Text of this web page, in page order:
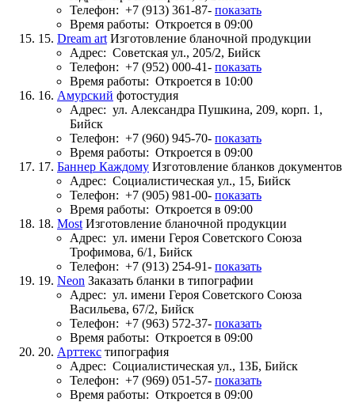
Телефон: +7 (913) 361-87- показать
Время работы: Откроется в 09:00
15. Dream art Изготовление бланочной продукции
Адрес: Советская ул., 205/2, Бийск
Телефон: +7 (952) 000-41- показать
Время работы: Откроется в 10:00
16. Амурский фотостудия
Адрес: ул. Александра Пушкина, 209, корп. 1,
Бийск
Телефон: +7 (960) 945-70- показать
Время работы: Откроется в 09:00
17. Баннер Каждому Изготовление бланков документов
Адрес: Социалистическая ул., 15, Бийск
Телефон: +7 (905) 981-00- показать
Время работы: Откроется в 09:00
18. Most Изготовление бланочной продукции
Адрес: ул. имени Героя Советского Союза
Трофимова, 6/1, Бийск
Телефон: +7 (913) 254-91- показать
19. Neon Заказать бланки в типографии
Адрес: ул. имени Героя Советского Союза
Васильева, 67/2, Бийск
Телефон: +7 (963) 572-37- показать
Время работы: Откроется в 09:00
20. Арттекс типография
Адрес: Социалистическая ул., 13Б, Бийск
Телефон: +7 (969) 051-57- показать
Время работы: Откроется в 09:00